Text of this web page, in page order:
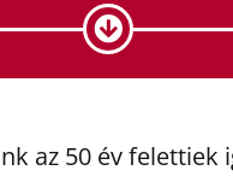
az 50 év felettiek